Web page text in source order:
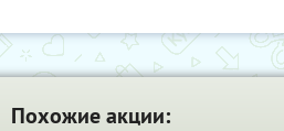
Похожие акции: